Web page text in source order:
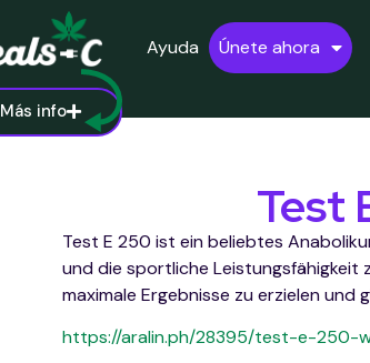
Más info
Ayuda Únete ahora
Test
Test E 250 ist ein beliebtes
und die sportliche Leistungsfähigkeit
maximale Ergebnisse zu erzielen und
https://aralin.ph/28395/test-e-250-